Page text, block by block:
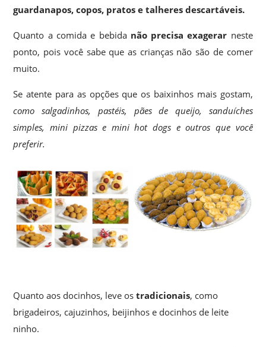
guardanapos, copos, pratos e talheres descartáveis.
Quanto a comida e bebida não precisa exagerar neste
ponto, pois você sabe que as crianças não são de comer
muito.
Se atente para as opções que os baixinhos mais gostam,
como salgadinhos, pastéis, pães de queijo, sanduíches
simples, mini pizzas e mini hot dogs e outros que você
preferir.
Quanto aos docinhos, leve ostradicionais, como
brigadeiros, cajuzinhos, beijinhos e docinhos de leite
ninho.